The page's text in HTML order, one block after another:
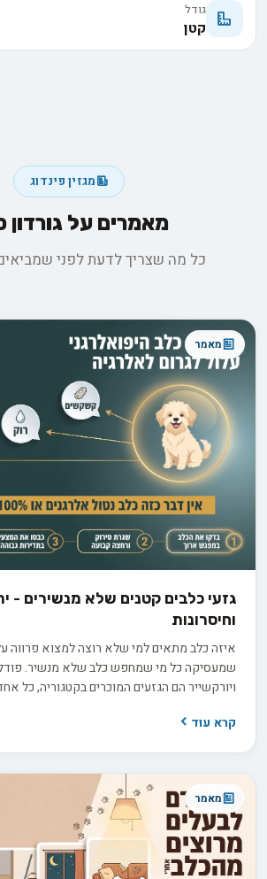
גודל
קטן
מגזין פינדוג
מאמרים על גורדון
כל מה שצריך לדעת לפני
מאמר
גזעי כלבים קטנים שלא מנשירים -
וחיסרונות
איזה כלב מתאים למי שלא רוצה למצוא פרווה
שמעסיקה כל מי שמחפש כלב שלא מנשיר. פודל
ויורקשייר הם הגזעים המוכרים בקטגוריה, כל
קרא עוד
מאמר